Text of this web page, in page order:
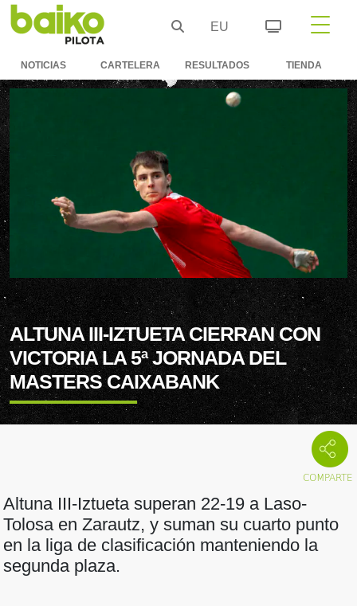
EU
NOTICIAS CARTELERA RESULTADOS TIENDA
ALTUNA III-IZTUETA CIERRAN CON
VICTORIA LA 5ª JORNADA DEL
MASTERS CAIXABANK
Altuna III-Iztueta superan 22-19 a Laso-
Tolosa en Zarautz, y suman su cuarto punto
en la liga de clasificación manteniendo la
segunda plaza.